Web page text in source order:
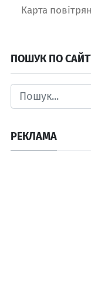
Карта
ПОШУК ПО
РЕКЛАМА